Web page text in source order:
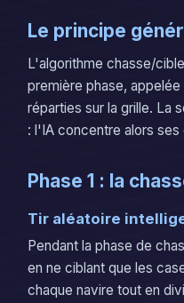
Le principe
L'algorithme chasse/
première phase, appelée
réparties sur la grille. La
: l'IA concentre alors
Phase 1 : la
Tir aléatoire
Pendant la phase de
en ne ciblant que les
chaque navire tout en